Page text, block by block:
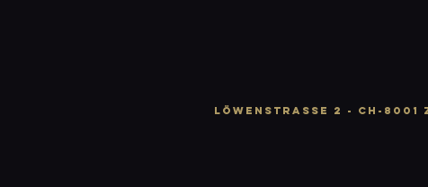
LÖWENSTRASSE 2 - CH-8001